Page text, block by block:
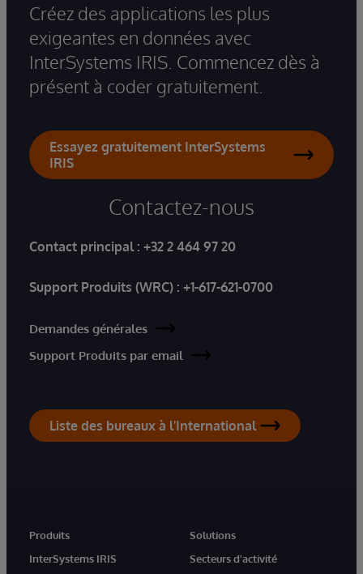
Créez des applications les plus
exigeantes en données avec
InterSystems IRIS. Commencez dès à
présent à coder gratuitement.
Essayez gratuitement InterSystems
IRIS
Contactez-nous
Contact principal : +32 2 464 97 20
Support Produits (WRC) : +1-617-621-0700
Demandes générales
Support Produits par email
Liste des bureaux à l'International
Produits
InterSystems IRIS
Solutions
Secteurs d'activité